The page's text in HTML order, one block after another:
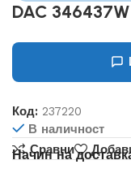
DAC
Код:237220
В наличност
Сравни
Начин на